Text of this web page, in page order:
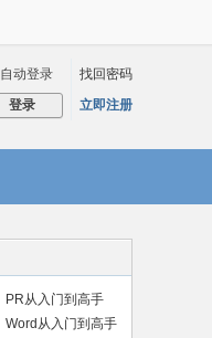
自动登录
找回密码
登录 立即注册
PR从入门到高手
Word从入门到高手